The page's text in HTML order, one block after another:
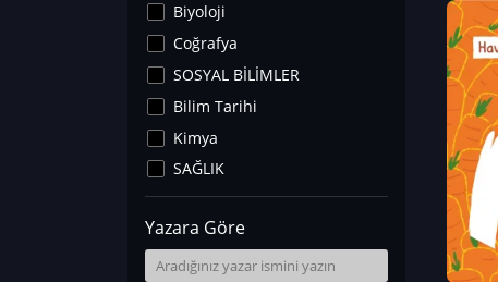
Biyoloji
Coğrafya
SOSYAL BİLİMLER
Bilim Tarihi
Kimya
SAĞLIK
Sanat Tarihi
Fizik
Yer Bilimleri
Yazara Göre